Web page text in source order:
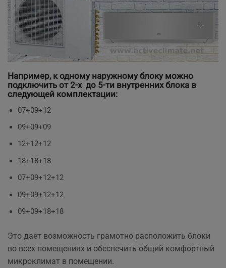
Например, к одному наружному блоку можно
подключить от 2-х до 5-ти внутренних блока в
следующей комплектации:
07+09+12
09+09+09
12+12+12
18+18+18
07+09+12+12
09+09+12+12
09+09+18+18
Это дает возможность грамотно расположить блоки
во всех помещениях и обеспечить общий комфортный
микроклимат в помещении.